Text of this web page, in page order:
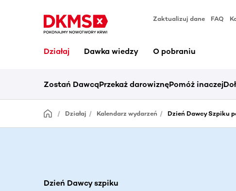
Zaktualizuj dane FAQ
Działaj Dawka wiedzy O pobraniu
Zostań DawcąPrzekaż darowiznęPomóż inaczej
Działaj Kalendarz wydarzeń Dzień Dawcy Szpiku
Dzień Dawcy szpiku